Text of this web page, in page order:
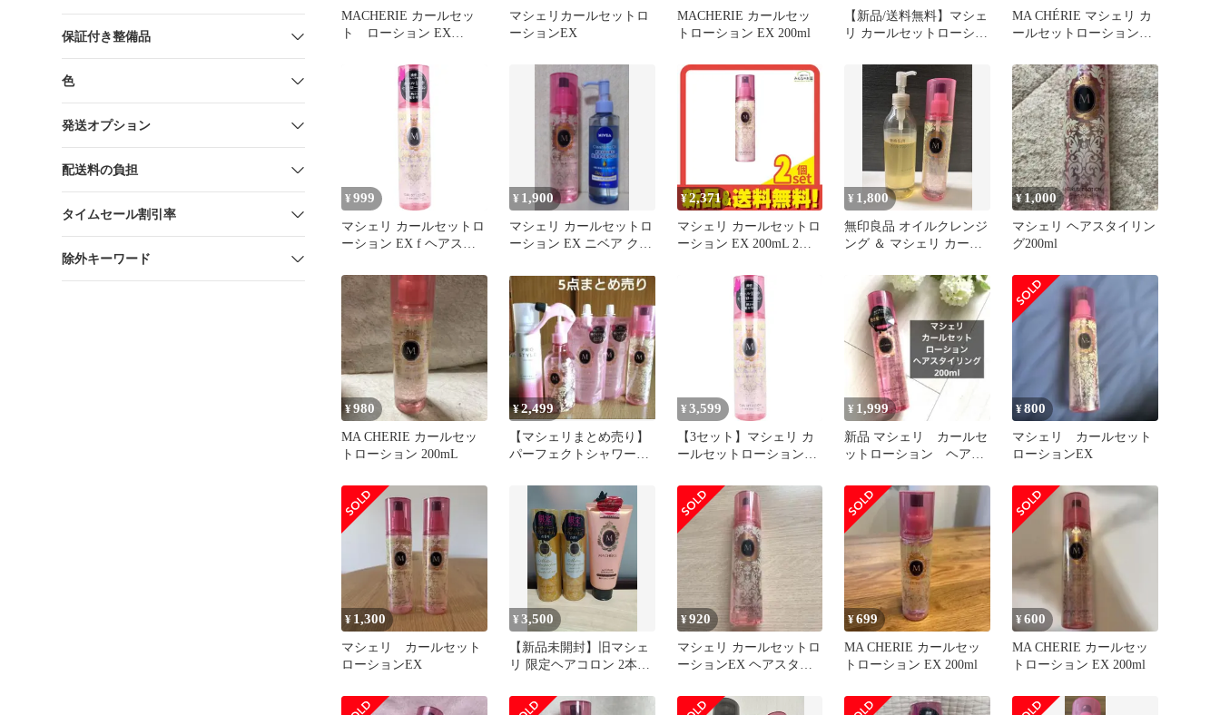
保証付き整備品
色
発送オプション
配送料の負担
タイムセール割引率
除外キーワード
MACHERIE カールセッ
ト ローション EX
マシェリカールセットロ
ーションEX
MACHERIE カールセッ
トローション EX 200ml
【新品/送料無料】マシェ
リ カールセットローショ
MA CHÉRIE マシェリ カ
ールセットローション
¥ 999
マシェリ カールセットロ
ーション EX f ヘアスタ
ルヘアエステ。
¥ 1,900
マシェリ カールセットロ
ーション EX ニベア クレ
¥2,371
マシェリ カールセットロ
ーション EX 200mL 2個
¥ 1,800
無印良品 オイルクレンジ
ング ＆ マシェリ カール
¥1,000
マシェリ ヘアスタイリン
グ200ml
¥980
MA CHERIE カールセッ
トローション 200mL
¥2,499
【マシェリまとめ売り】
パーフェクトシャワーウ
ションミスト
¥ 3,599
【3セット】マシェリ カ
ールセットローション
200mL
¥ 1,999
新品 マシェリ カールセ
ットローション ヘアス
¥800
マシェリ カールセット
ローションEX
¥ 1,300
マシェリ カールセット
ローションEX
¥3,500
【新品未開封】旧マシェ
リ 限定ヘアコロン 2本、
ント 1本
¥920
マシェリ カールセットロ
ーションEX ヘアスタイ
¥699
MA CHERIE カールセッ
トローション EX 200ml
¥600
MA CHERIE カールセッ
トローション EX 200ml